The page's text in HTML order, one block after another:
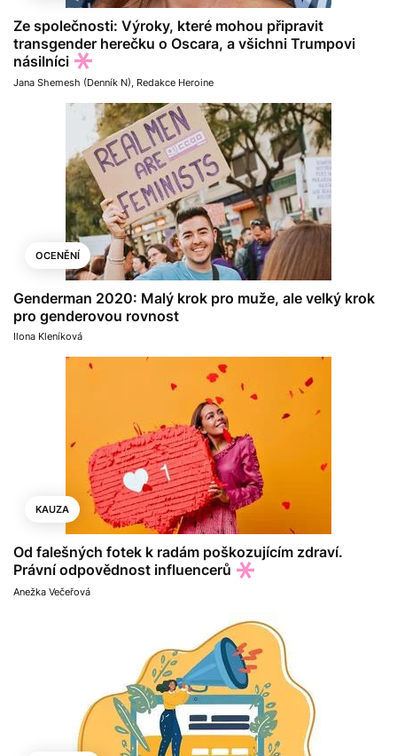
Ze společnosti: Výroky, které mohou připravit
transgender herečku o Oscara, a všichni Trumpovi
násilníci
Jana Shemesh (Denník N), Redakce Heroine
OCENĚNÍ
Genderman 2020: Malý krok pro muže, ale velký krok
pro genderovou rovnost
Ilona Kleníková
KAUZA
Od falešných fotek k radám poškozujícím zdraví.
Právní odpovědnost influencerů
Anežka Večeřová